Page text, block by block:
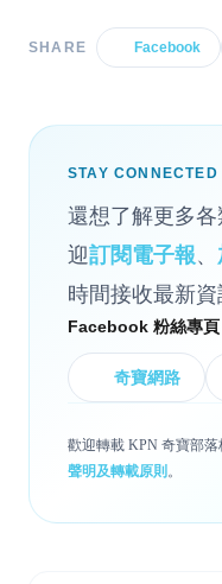
SHARE Facebook
STAY CONNECTED
還想了解更多
迎訂閱電子報、
時間接收最新資
Facebook 粉絲專頁
奇寶網路
歡迎轉載 KPN 奇寶部
聲明及轉載原則 。